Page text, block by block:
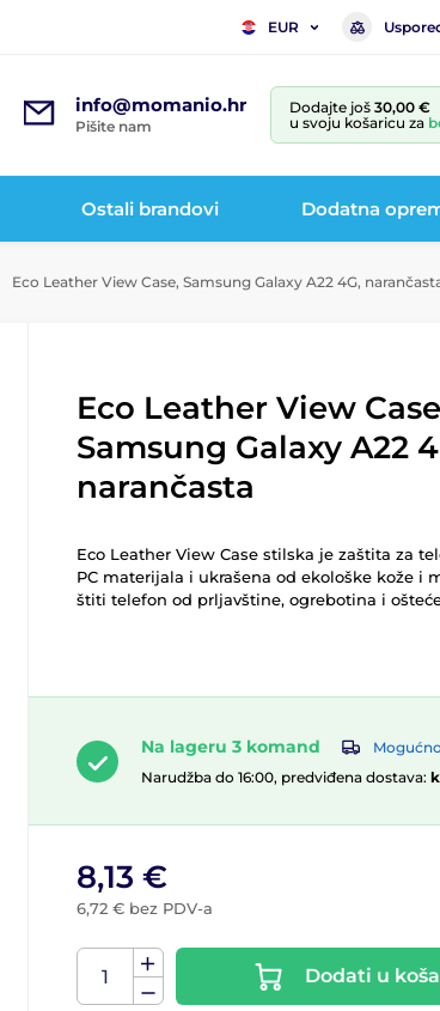
EUR
info@momanio.hr
Pišite nam
Dodajte još 30,00 €
u svoju košaricu za
Ostali brandovi Dodatna
Eco Leather View Case, Samsung Galaxy A22 4G,
Eco Leather View
Samsung Galaxy A22
narančasta
Eco Leather View Case stilska je zaštita za
PC materijala i ukrašena od ekološke kože i
štiti telefon od prljavštine, ogrebotina i
Na lageru 3 komand
Narudžba do 16:00, predviđena dostava:
8,13 €
6,72 € bez PDV-a
Dodati u